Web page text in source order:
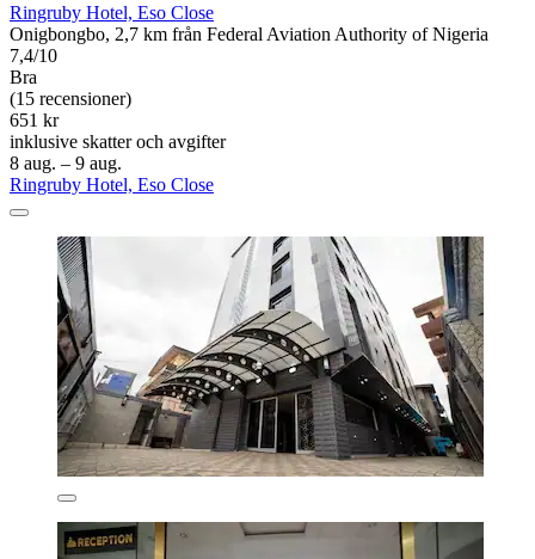
Ringruby Hotel, Eso Close
Onigbongbo, 2,7 km från Federal Aviation Authority of Nigeria
7,4/10
Bra
(15 recensioner)
651 kr
inklusive skatter och avgifter
8 aug. – 9 aug.
Ringruby Hotel, Eso Close